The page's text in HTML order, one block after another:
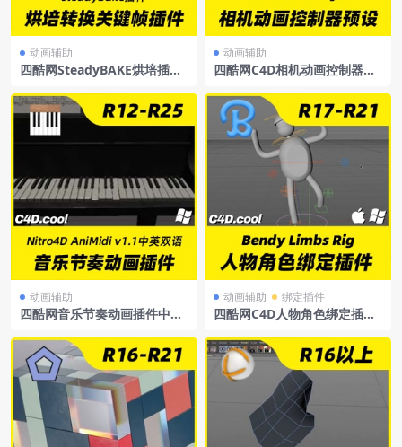
动画辅助
四酷网SteadyBAKE烘培插件
动画辅助
四酷网C4D相机动画控制器预
n
动画辅助
四酷网音乐节奏动画插件中英
1ForCinema4DR12-R25中英
文双语汉化版
动画辅助 绑定插件
四酷网C4D人物角色绑定插件
ac